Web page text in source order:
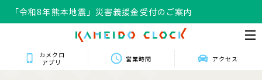
「令和8年熊本地震」災害義援金受付のご案内
カメクロ
アプリ
営業時間 アクセス